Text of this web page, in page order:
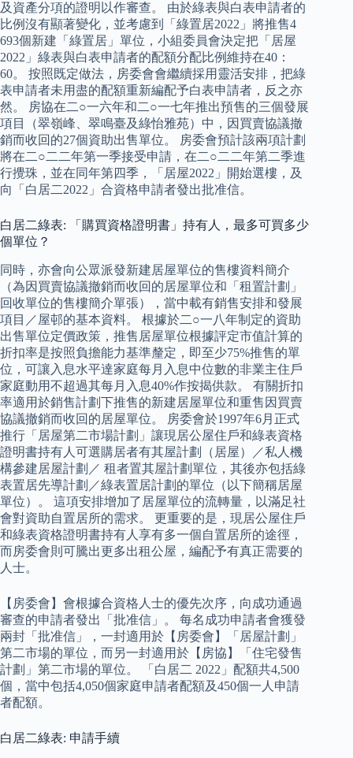
及資產分項的證明以作審查。 由於綠表與白表申請者的
比例沒有顯著變化，並考慮到「綠置居2022」將推售4
693個新建「綠置居」單位，小組委員會決定把「居屋
2022」綠表與白表申請者的配額分配比例維持在40：
60。 按照既定做法，房委會會繼續採用靈活安排，把綠
表申請者未用盡的配額重新編配予白表申請者，反之亦
然。 房協在二○一六年和二○一七年推出預售的三個發展
項目（翠嶺峰、翠鳴臺及綠怡雅苑）中，因買賣協議撤
銷而收回的27個資助出售單位。 房委會預計該兩項計劃
將在二○二二年第一季接受申請，在二○二二年第二季進
行攪珠，並在同年第四季，「居屋2022」開始選樓，及
向「白居二2022」合資格申請者發出批准信。
白居二綠表: 「購買資格證明書」持有人，最多可買多少
個單位？
同時，亦會向公眾派發新建居屋單位的售樓資料簡介
（為因買賣協議撤銷而收回的居屋單位和「租置計劃」
回收單位的售樓簡介單張），當中載有銷售安排和發展
項目／屋邨的基本資料。 根據於二○一八年制定的資助
出售單位定價政策，推售居屋單位根據評定市值計算的
折扣率是按照負擔能力基準釐定，即至少75%推售的單
位，可讓入息水平達家庭每月入息中位數的非業主住戶
家庭動用不超過其每月入息40%作按揭供款。 有關折扣
率適用於銷售計劃下推售的新建居屋單位和重售因買賣
協議撤銷而收回的居屋單位。 房委會於1997年6月正式
推行「居屋第二市場計劃」讓現居公屋住戶和綠表資格
證明書持有人可選購居者有其屋計劃（居屋）／私人機
構參建居屋計劃／ 租者置其屋計劃單位，其後亦包括綠
表置居先導計劃／綠表置居計劃的單位（以下簡稱居屋
單位）。 這項安排增加了居屋單位的流轉量，以滿足社
會對資助自置居所的需求。 更重要的是，現居公屋住戶
和綠表資格證明書持有人享有多一個自置居所的途徑，
而房委會則可騰出更多出租公屋，編配予有真正需要的
人士。
【房委會】會根據合資格人士的優先次序，向成功通過
審查的申請者發出「批准信」。 每名成功申請者會獲發
兩封「批准信」，一封適用於【房委會】「居屋計劃」
第二市場的單位，而另一封適用於【房協】「住宅發售
計劃」第二市場的單位。 「白居二 2022」配額共4,500
個，當中包括4,050個家庭申請者配額及450個一人申請
者配額。
白居二綠表: 申請手續